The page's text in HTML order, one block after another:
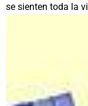
se sienten toda la